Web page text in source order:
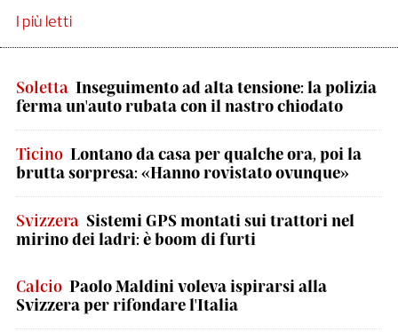
I più letti
Soletta Inseguimento ad alta tensione: la polizia
ferma un'auto rubata con il nastro chiodato
Ticino Lontano da casa per qualche ora, poi la
brutta sorpresa: «Hanno rovistato ovunque»
Svizzera Sistemi GPS montati sui trattori nel
mirino dei ladri: è boom di furti
Calcio Paolo Maldini voleva ispirarsi alla
Svizzera per rifondare l'Italia